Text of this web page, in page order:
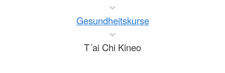
Gesundheitskurse
T´ai Chi Kineo